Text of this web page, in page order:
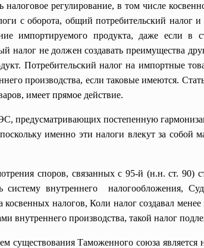
налоговое регулирование, в том числе
с оборота, общий потребительский налог
импортируемого продукта, даже если в
налог не должен создавать преимущества
Потребительский налог на импортные
производства, если таковые имеются.
имеет прямое действие.
предусматривающих постепенную
именно эти налоги влекут за собой
споров, связанных с 95-й (н.н. ст. 90)
системувнутреннего налогообложения,
налогов, Коли налог создавал
производства, такой налог
существования Таможенного союза является